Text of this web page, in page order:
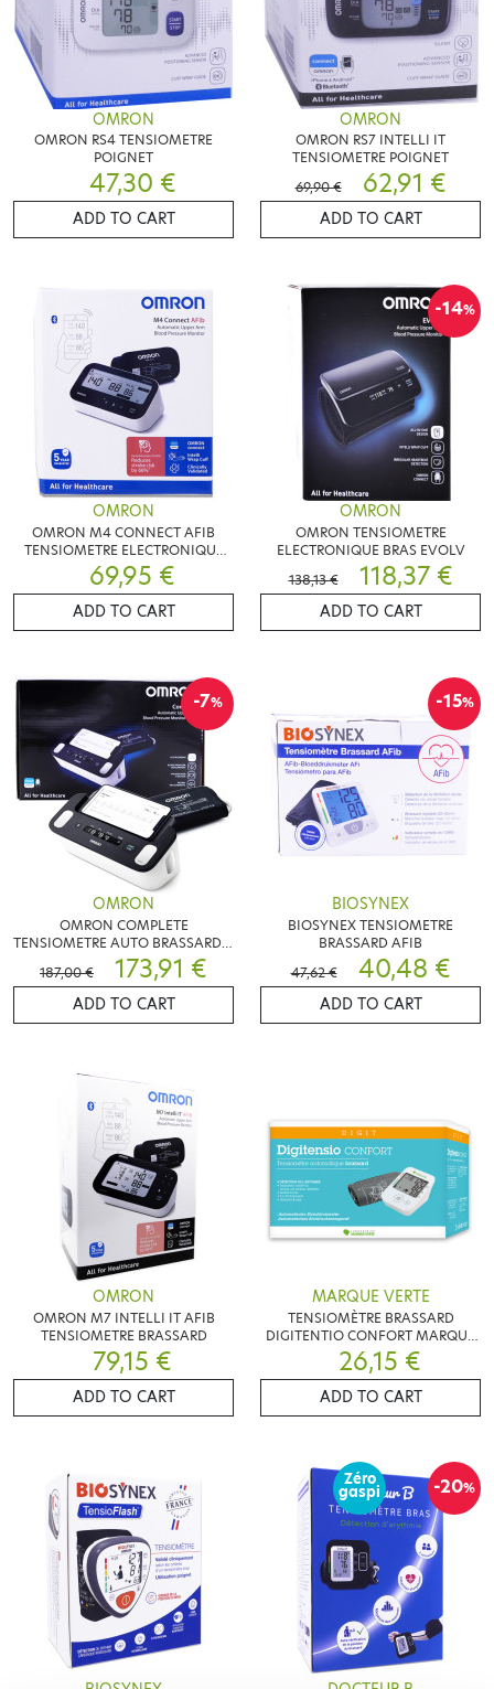
OMRON
OMRON RS4 TENSIOMETRE
POIGNET
47,30 €
ADD TO CART
OMRON
OMRON RS7 INTELLI IT
TENSIOMETRE POIGNET
69,90 €
62,91 €
ADD TO CART
OMRON
OMRON M4 CONNECT AFIB
TENSIOMETRE ELECTRONIQUE
BRAS
69,95 €
ADD TO CART
-14%
OMRON
OMRON TENSIOMETRE
ELECTRONIQUE BRAS EVOLV
138,13 €
118,37 €
ADD TO CART
-7%
OMRON
OMRON COMPLETE
TENSIOMETRE AUTO BRASSARD +
ECG
187,00 € 173,91 €
ADD TO CART
-15%
BIOSYNEX
BIOSYNEX TENSIOMETRE
BRASSARD AFIB
47,62 €
40,48 €
ADD TO CART
OMRON
OMRON M7 INTELLI IT AFIB
TENSIOMETRE BRASSARD
79,15 €
ADD TO CART
MARQUE VERTE
TENSIOMÈTRE BRASSARD
DIGITENTIO CONFORT MARQUE
VERTE
26,15 €
ADD TO CART
-20%
Zéro
gaspi